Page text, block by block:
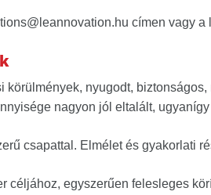
címen vagy a
körülmények, nyugodt,
nagyon jól eltalált, ugyanígy
csapattal. Elmélet és gyakorlati
céljához, egyszerűen felesleges